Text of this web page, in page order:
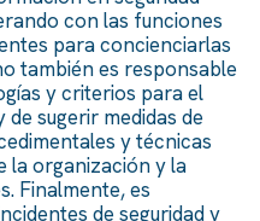
con las funciones
para concienciarlas
también es responsable
y criterios para el
sugerir medidas de
y técnicas
la organización y la
Finalmente, es
de seguridad y